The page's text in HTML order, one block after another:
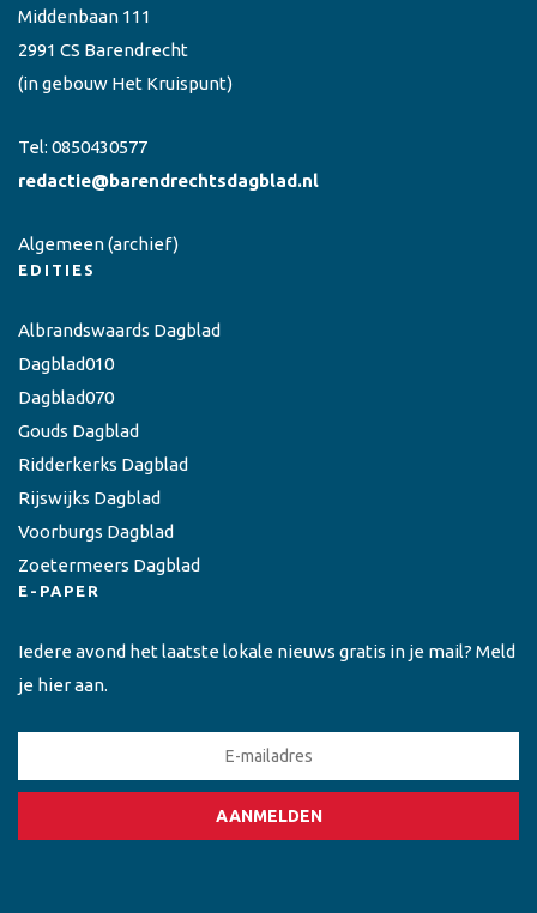
Middenbaan 111
2991 CS Barendrecht
(in gebouw Het Kruispunt)
Tel: 0850430577
redactie@barendrechtsdagblad.nl
Algemeen(archief)
EDITIES
Albrandswaards Dagblad
Dagblad010
Dagblad070
Gouds Dagblad
Ridderkerks Dagblad
Rijswijks Dagblad
Voorburgs Dagblad
Zoetermeers Dagblad
E-PAPER
Iedere avond het laatste lokale nieuws gratis in je mail? Meld
je hier aan.